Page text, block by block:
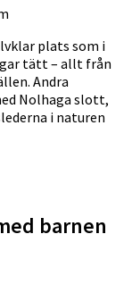
plats som i
tätt – allt från
Andra
Nolhaga slott,
i naturen
barnen